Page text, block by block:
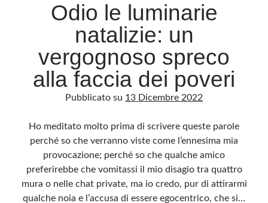
Odio le luminarie
natalizie: un
vergognoso spreco
alla faccia dei poveri
Pubblicato su 13 Dicembre 2022
Ho meditato molto prima di scrivere queste parole
perché so che verranno viste come l’ennesima mia
provocazione; perché so che qualche amico
preferirebbe che vomitassi il mio disagio tra quattro
mura o nelle chat private, ma io credo, pur di attirarmi
qualche noia e l’accusa di essere egocentrico, che si…